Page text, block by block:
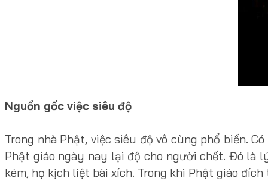
Nguồn gốc việc siêu độ
Trong nhà Phật, việc siêu độ vô cùng phổ biến.
Phật giáo ngày nay lại độ cho người chết. Đó là
kém, họ kịch liệt bài xích. Trong khi Phật giáo